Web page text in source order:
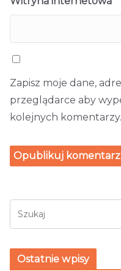
Zapisz moje dane,
przeglądarce aby
kolejnych komentarzy.
Ostatnie wpisy